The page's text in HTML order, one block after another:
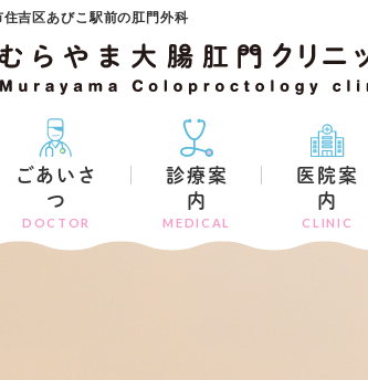
ごあいさ
つ
DOCTOR
診療案
内
MEDICAL
医院案
内
CLINIC
吉区あびこ駅前の肛門外科